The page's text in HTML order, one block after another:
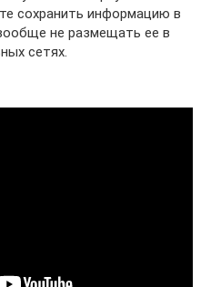
сохранить информацию в
не размещать ее в
сетях.